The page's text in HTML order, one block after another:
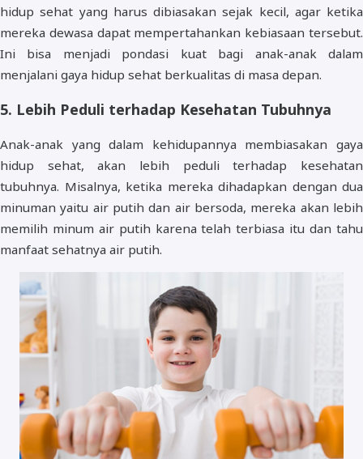
hidup sehat yang harus dibiasakan sejak kecil, agar ketika
mereka dewasa dapat mempertahankan kebiasaan tersebut.
Ini bisa menjadi pondasi kuat bagi anak-anak dalam
menjalani gaya hidup sehat berkualitas di masa depan.
5. Lebih Peduli terhadap Kesehatan Tubuhnya
Anak-anak yang dalam kehidupannya membiasakan gaya
hidup sehat, akan lebih peduli terhadap kesehatan
tubuhnya. Misalnya, ketika mereka dihadapkan dengan dua
minuman yaitu air putih dan air bersoda, mereka akan lebih
memilih minum air putih karena telah terbiasa itu dan tahu
manfaat sehatnya air putih.